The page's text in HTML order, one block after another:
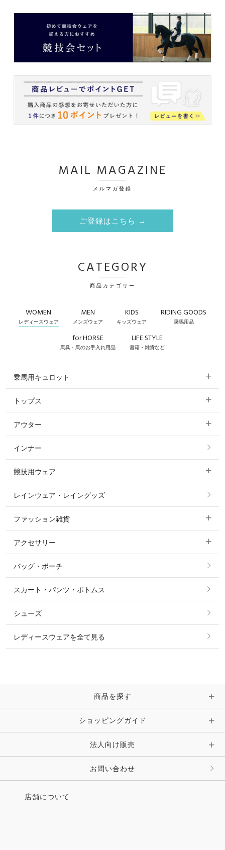
MAIL MAGAZINE
メルマガ登録
ご登録はこちら →
CATEGORY
商品カテゴリー
WOMEN
レディースウェア
MEN
メンズウェア
KIDS
キッズウェア
RIDING GOODS
乗馬用品
for HORSE
馬具・馬のお手入れ用品
LIFE STYLE
書籍・雑貨など
乗馬用キュロット
すべてのキュロット
フルグリップ・尻革 キュロット
ニーグリップ・膝革 キュロット
トップス
すべてのトップス
ポロシャツ
カットソー・Tシャツ・タンクトップ
パーカー・トレーナー・スウェット
ニット・セーター
シャツ・ブラウス・ワンピース
アウター
すべてのアウター
コート
ジャケット・ブルゾン
その他 アウター
インナー
競技用ウェア
すべての競技用ウェア
ショージャケット
ショーシャツ
レインウェア・レイングッズ
ファッション雑貨
すべてのファッション雑貨
ソックス
ベルト
マフラー・スカーフ・ストール・スヌード
時計・財布・キーケース・革小物
キーホルダー・チャーム・ストラップ
その他 ファッション雑貨
アクセサリー
すべてのアクセサリー
リング
ピアス・イヤリング
ピン・ブローチ・コサージュ
その他 アクセサリー
バッグ・ポーチ
スカート・パンツ・ボトムス
シューズ
レディースウェアを全て見る
商品を探す
ショッピングガイド
法人向け販売
お問い合わせ
店舗について